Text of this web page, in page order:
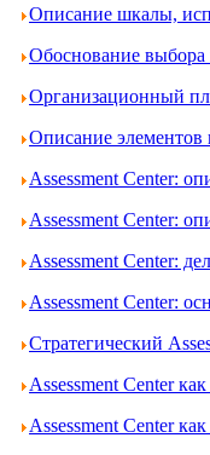
Описание шкалы,
Обоснование выбора
Организационный
Описание элементов
Assessment Center:
Assessment Center:
Assessment Center:
Assessment Center:
Стратегический
Assessment Center
Assessment Center